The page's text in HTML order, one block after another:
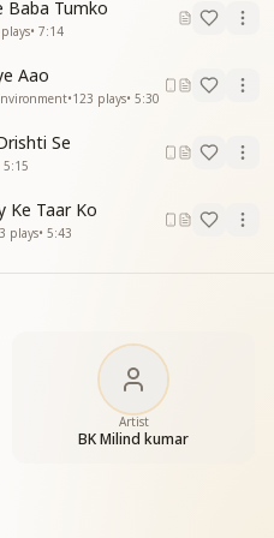
Baba Tumko
plays• 7:14
Aao
•123 plays• 5:30
Se
5:15
Ke Taar Ko
plays• 5:43
Artist
BK Milind kumar